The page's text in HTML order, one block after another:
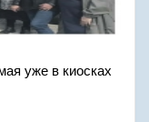
уже в киосках